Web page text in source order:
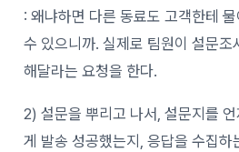
: 왜냐하면 다른 동료도 고객한테
수 있으니까. 실제로 팀원이 설문조
해달라는 요청을 한다.
2) 설문을 뿌리고 나서, 설문지를 언
게 발송 성공했는지, 응답을 수집하